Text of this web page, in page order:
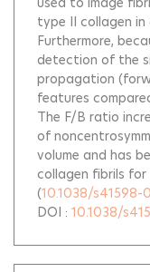
type II collagen
Furthermore,
detection of the
propagation
features
The F/B ratio
of
volume and has
collagen fibrils for
(10.1038/
DOI : 10.1038/